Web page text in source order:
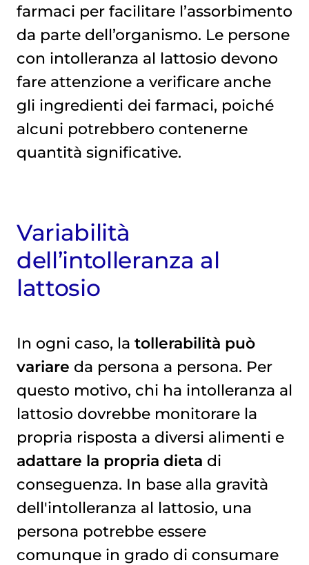
farmaci per facilitare l’assorbimento
da parte dell’organismo. Le persone
con intolleranza al lattosio devono
fare attenzione a verificare anche
gli ingredienti dei farmaci, poiché
alcuni potrebbero contenerne
quantità significative.
Variabilità
dell’intolleranza al
lattosio
In ogni caso, la tollerabilità può
variare da persona a persona. Per
questo motivo, chi ha intolleranza al
lattosio dovrebbe monitorare la
propria risposta a diversi alimenti e
adattare la propria dieta di
conseguenza. In base alla gravità
dell'intolleranza al lattosio, una
persona potrebbe essere
comunque in grado di consumare